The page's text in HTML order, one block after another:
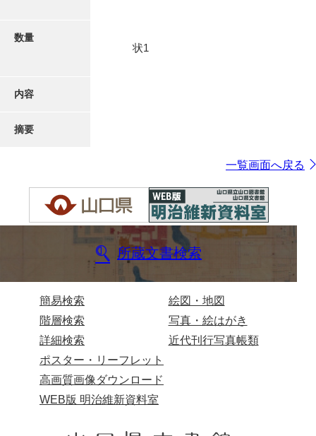
数量
状1
内容
摘要
一覧画面へ戻る
所蔵文書検索
簡易検索
階層検索
詳細検索
絵図・地図
写真・絵はがき
近代刊行写真帳類
ポスター・リーフレット
高画質画像ダウンロード
WEB版 明治維新資料室